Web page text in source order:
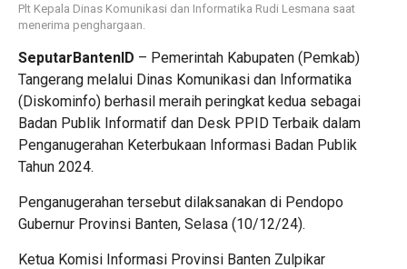
Plt Kepala Dinas Komunikasi dan Informatika Rudi Lesmana saat
menerima penghargaan.
SeputarBantenID – Pemerintah Kabupaten (Pemkab)
Tangerang melalui Dinas Komunikasi dan Informatika
(Diskominfo) berhasil meraih peringkat kedua sebagai
Badan Publik Informatif dan Desk PPID Terbaik dalam
Penganugerahan Keterbukaan Informasi Badan Publik
Tahun 2024.
Penganugerahan tersebut dilaksanakan di Pendopo
Gubernur Provinsi Banten, Selasa (10/12/24).
Ketua Komisi Informasi Provinsi Banten Zulpikar